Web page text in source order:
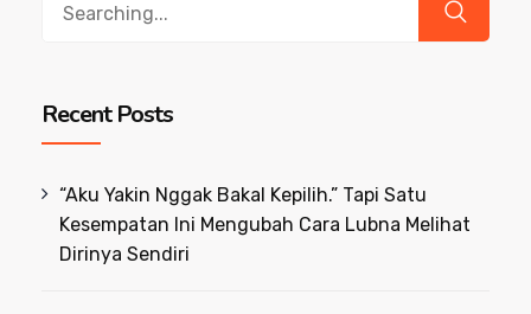
Recent Posts
“Aku Yakin Nggak Bakal Kepilih.” Tapi Satu
Kesempatan Ini Mengubah Cara Lubna Melihat
Dirinya Sendiri